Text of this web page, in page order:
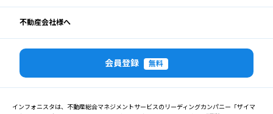
不動産会社様へ
会員登録 無料
インフォニスタは、不動産総合マネジメントサービスのリーディングカンパニー「ザイマ